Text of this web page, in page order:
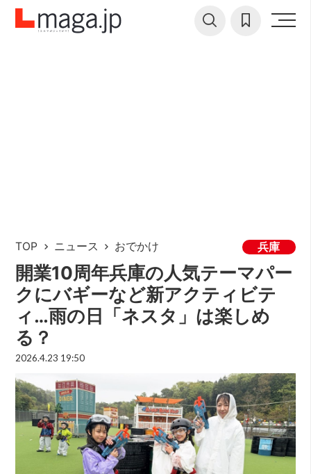
TOP ニュース おでかけ 兵庫
開業10周年兵庫の人気テーマパー
クにバギーなど新アクティビテ
ィ…雨の日「ネスタ」は楽しめ
る？
2026.4.23 19:50